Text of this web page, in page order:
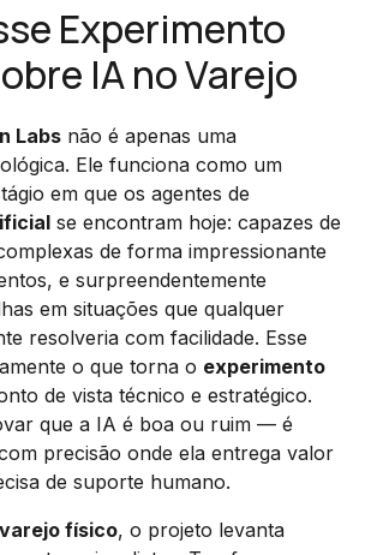
Experimento
IA no Varejo
Labs não é apenas uma
Ele funciona como um
em que os agentes de
se encontram hoje: capazes de
de forma impressionante
e surpreendentemente
em situações que qualquer
resolveria com facilidade. Esse
o que torna o experimento
de vista técnico e estratégico.
que a IA é boa ou ruim — é
precisão onde ela entrega valor
de suporte humano.
varejo físico, o projeto levanta